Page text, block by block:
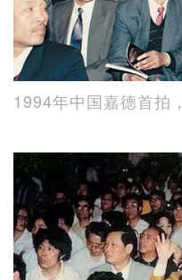
1994年中国嘉德首拍